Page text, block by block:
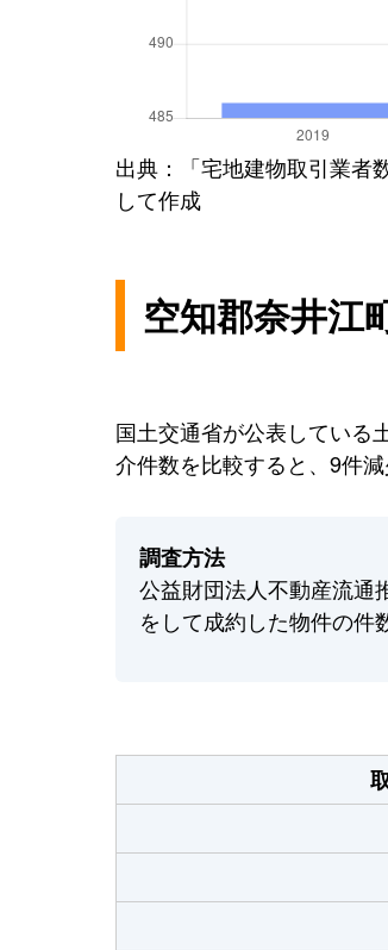
出典：「宅地建物取引業
して作成
空知郡奈井江
国土交通省が公表している
介件数を比較すると、9件減
調査方法
公益財団法人不動産流通
をして成約した物件の件